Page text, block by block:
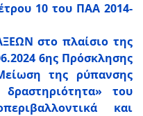
10 του ΠΑΑ 2014-
στο πλαίσιο της
6ης Πρόσκλησης
της ρύπανσης
του
και